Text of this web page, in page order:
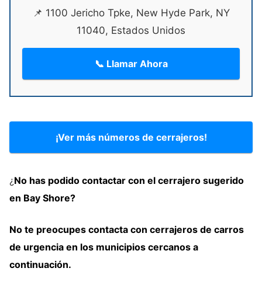
📌 1100 Jericho Tpke, New Hyde Park, NY
11040, Estados Unidos
📞 Llamar Ahora
¡Ver más números de cerrajeros!
¿No has podido contactar con el cerrajero sugerido
en Bay Shore?
No te preocupes contacta con cerrajeros de carros
de urgencia en los municipios cercanos a
continuación.